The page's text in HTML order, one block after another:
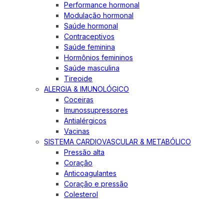
Performance hormonal
Modulação hormonal
Saúde hormonal
Contraceptivos
Saúde feminina
Hormônios femininos
Saúde masculina
Tireoide
ALERGIA & IMUNOLÓGICO
Coceiras
Imunossupressores
Antialérgicos
Vacinas
SISTEMA CARDIOVASCULAR & METABÓLICO
Pressão alta
Coração
Anticoagulantes
Coração e pressão
Colesterol